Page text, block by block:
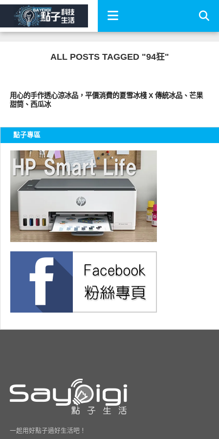
ALL POSTS TAGGED "94狂"
用心的手作透心涼冰品，平價消費的夏雪冰棧 X 傳統冰品、芒果
甜筒、西瓜冰
點子專區
一起用好點子過好生活吧！